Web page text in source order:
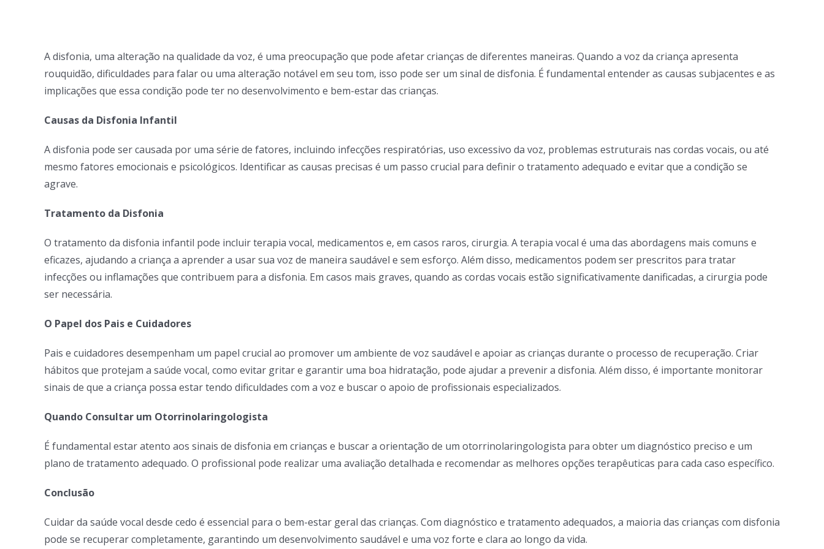
Larger
Image
A disfonia, uma alteração na qualidade da voz, é uma preocupação que pode afetar crianças de diferentes maneiras. Quando a voz da criança apresenta
rouquidão, dificuldades para falar ou uma alteração notável em seu tom, isso pode ser um sinal de disfonia. É fundamental entender as causas subjacentes e as
implicações que essa condição pode ter no desenvolvimento e bem-estar das crianças.
Causas da Disfonia Infantil
A disfonia pode ser causada por uma série de fatores, incluindo infecções respiratórias, uso excessivo da voz, problemas estruturais nas cordas vocais, ou até
mesmo fatores emocionais e psicológicos. Identificar as causas precisas é um passo crucial para definir o tratamento adequado e evitar que a condição se
agrave.
Tratamento da Disfonia
O tratamento da disfonia infantil pode incluir terapia vocal, medicamentos e, em casos raros, cirurgia. A terapia vocal é uma das abordagens mais comuns e
eficazes, ajudando a criança a aprender a usar sua voz de maneira saudável e sem esforço. Além disso, medicamentos podem ser prescritos para tratar
infecções ou inflamações que contribuem para a disfonia. Em casos mais graves, quando as cordas vocais estão significativamente danificadas, a cirurgia pode
ser necessária.
O Papel dos Pais e Cuidadores
Pais e cuidadores desempenham um papel crucial ao promover um ambiente de voz saudável e apoiar as crianças durante o processo de recuperação. Criar
hábitos que protejam a saúde vocal, como evitar gritar e garantir uma boa hidratação, pode ajudar a prevenir a disfonia. Além disso, é importante monitorar
sinais de que a criança possa estar tendo dificuldades com a voz e buscar o apoio de profissionais especializados.
Quando Consultar um Otorrinolaringologista
É fundamental estar atento aos sinais de disfonia em crianças e buscar a orientação de um otorrinolaringologista para obter um diagnóstico preciso e um
plano de tratamento adequado. O profissional pode realizar uma avaliação detalhada e recomendar as melhores opções terapêuticas para cada caso específico.
Conclusão
Cuidar da saúde vocal desde cedo é essencial para o bem-estar geral das crianças. Com diagnóstico e tratamento adequados, a maioria das crianças com disfonia
pode se recuperar completamente, garantindo um desenvolvimento saudável e uma voz forte e clara ao longo da vida.